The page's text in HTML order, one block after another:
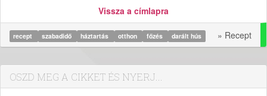
Vissza a címlapra
recept szabadidő háztartás otthon főzés darált hús » Recept
OSZD MEG A CIKKET ÉS NYERJ...